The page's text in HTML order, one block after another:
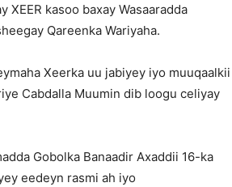
kasoo baxay Wasaaradda
Qareenka Wariyaha.
Xeerka uu jabiyey iyo muuqaalkii
Cabdalla Muumin dib loogu celiyay
Gobolka Banaadir Axaddii 16-ka
eedeyn rasmi ah iyo